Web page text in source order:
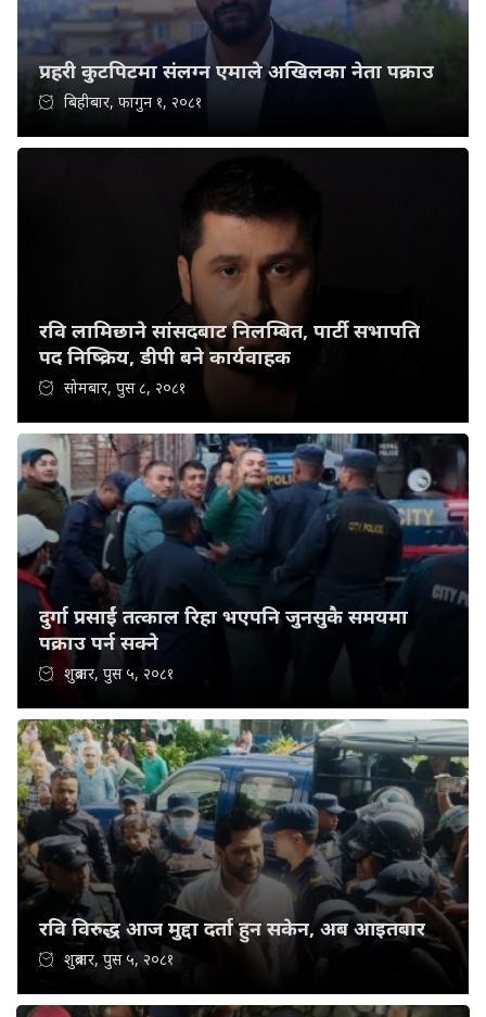
प्रहरी कुटपिटमा संलग्न एमाले अखिलका नेता पक्राउ
बिहीबार, फागुन १, २०८१
रवि लामिछाने सांसदबाट निलम्बित, पार्टी सभापति
पद निष्क्रिय, डीपी बने कार्यवाहक
सोमबार, पुस ८, २०८१
दुर्गा प्रसाईं तत्काल रिहा भएपनि जुनसुकै समयमा
पक्राउ पर्न सक्ने
शुक्रबार, पुस ५, २०८१
रवि विरुद्ध आज मुद्दा दर्ता हुन सकेन, अब आइतबार
शुक्रबार, पुस ५, २०८१